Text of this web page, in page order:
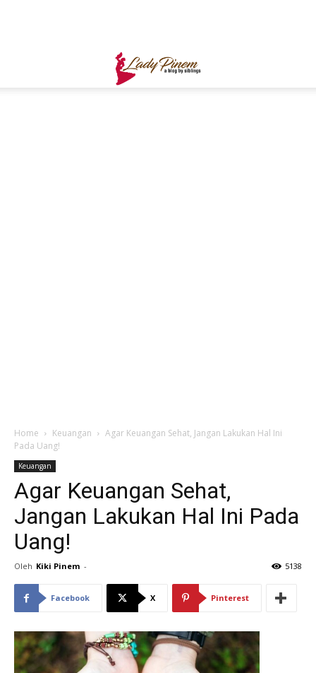
Home Keuangan
Agar Keuangan Sehat, Jangan Lakukan Hal Ini
Pada Uang!
Keuangan
Agar Keuangan Sehat,
Jangan Lakukan Hal Ini Pada
Uang!
Oleh Kiki Pinem - 5138
Facebook X Pinterest